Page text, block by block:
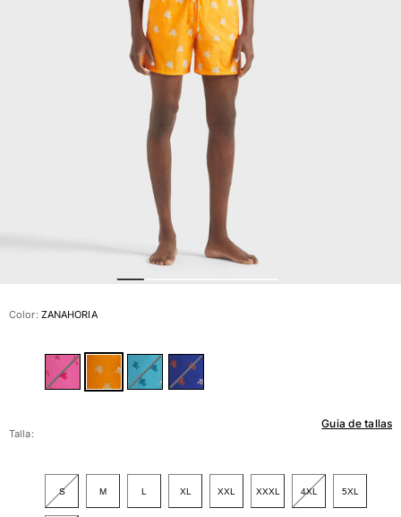
Ver todo Bañadores
Pret-a-porter
Jersey y cárdigan
Chaquetas y Abrigos
Tallas grandes
Ver todo Mujer
Trajes de baño
Color: ZANAHORIA
Guia de tallas
Talla:
S M L XL XXL XXXL 4XL 5XL